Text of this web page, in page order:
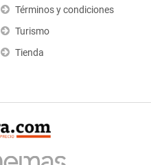
Términos y condiciones
Turismo
Tienda